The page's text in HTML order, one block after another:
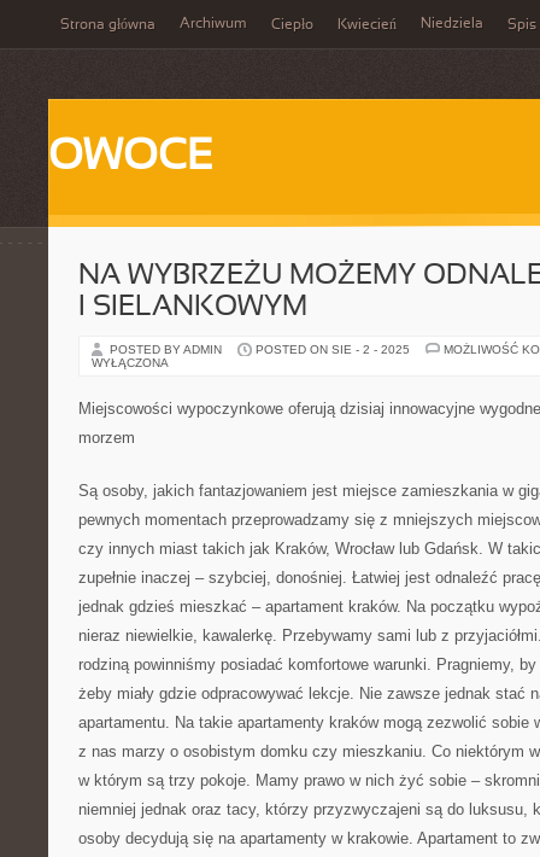
Strona główna Archiwum Ciepło Kwiecień Niedziela Spis
OWOCE
NA WYBRZEŻU MOŻEMY
I SIELANKOWYM
POSTED BY ADMIN POSTED ON SIE - 2 - 2025
MOŻLIWOŚĆ
WYŁĄCZONA
Miejscowości wypoczynkowe oferują dzisiaj innowacyjne
morzem
Są osoby, jakich fantazjowaniem jest miejsce zamieszkania w
pewnych momentach przeprowadzamy się z mniejszych
czy innych miast takich jak Kraków, Wrocław lub Gdańsk. W
zupełnie inaczej – szybciej, donośniej. Łatwiej jest odnaleźć
jednak gdzieś mieszkać – apartament kraków. Na początku
nieraz niewielkie, kawalerkę. Przebywamy sami lub z
rodziną powinniśmy posiadać komfortowe warunki. Pragniemy,
żeby miały gdzie odpracowywać lekcje. Nie zawsze jednak stać
apartamentu. Na takie apartamenty kraków mogą zezwolić sobie
z nas marzy o osobistym domku czy mieszkaniu. Co niektórym
w którym są trzy pokoje. Mamy prawo w nich żyć sobie –
niemniej jednak oraz tacy, którzy przyzwyczajeni są do luksusu,
osoby decydują się na apartamenty w krakowie. Apartament to